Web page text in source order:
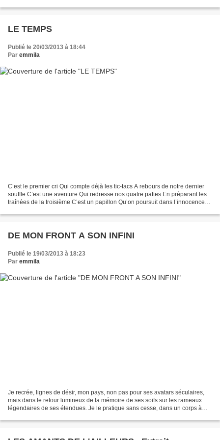
LE TEMPS
Publié le 20/03/2013 à 18:44
Par emmila
C’est le premier cri Qui compte déjà les tic-tacs A rebours de notre dernier
souffle C’est une aventure Qui redresse nos quatre pattes En préparant les
traînées de la troisième C’est un papillon Qu’on poursuit dans l’innocence
DE MON FRONT A SON INFINI
Publié le 19/03/2013 à 18:23
Par emmila
Je recrée, lignes de désir, mon pays, non pas pour ses avatars séculaires,
mais dans le retour lumineux de la mémoire de ses soifs sur les rameaux
légendaires de ses étendues. Je le pratique sans cesse, dans un corps à